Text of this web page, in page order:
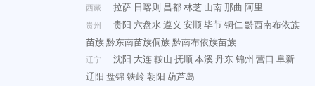
西藏 拉萨 日喀则 昌都林芝 山南那曲 阿里
贵州 贵阳 六盘水遵义 安顺毕节铜仁黔西南布依族
苗族黔东南苗族侗族黔南布依族苗族
辽宁 沈阳 大连鞍山 抚顺本溪丹东锦州 营口 阜新
辽阳 盘锦铁岭朝阳 葫芦岛